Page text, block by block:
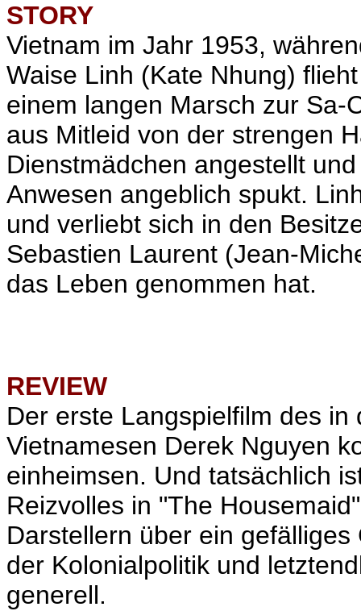
STORY
Vietnam im Jahr 1953,
Waise Linh (Kate Nhung)
einem langen Marsch zur Sa-
aus Mitleid von der strengen
Dienstmädchen angestellt
Anwesen angeblich spukt.
und verliebt sich in den
Sebastien Laurent (Jean-
das Leben genommen hat.
REVIEW
Der erste Langspielfilm des
Vietnamesen Derek Nguyen
einheimsen. Und tatsächlich
Reizvolles in "The
Darstellern über ein
der Kolonialpolitik und
generell.